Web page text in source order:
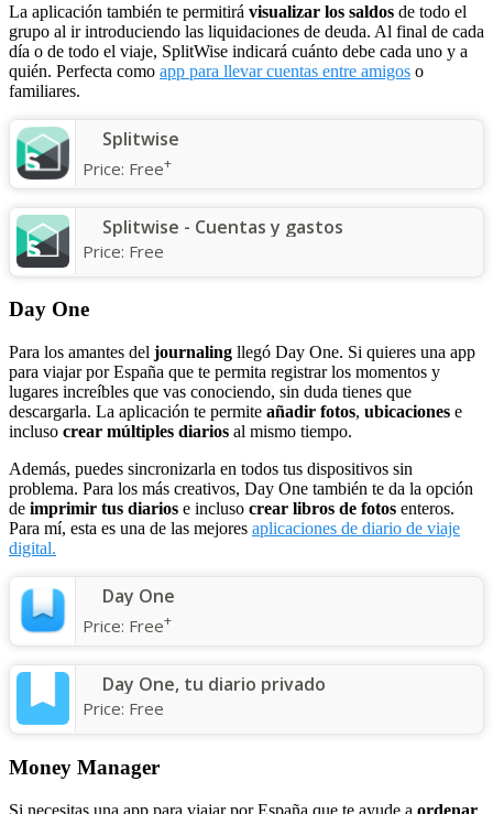
La aplicación también te permitirá visualizar los saldos de todo el
grupo al ir introduciendo las liquidaciones de deuda. Al final de cada
día o de todo el viaje, SplitWise indicará cuánto debe cada uno y a
quién. Perfecta como app para llevar cuentas entre amigos o
familiares.
Splitwise
Price: Free+
Splitwise - Cuentas y gastos
Price: Free
Day One
Para los amantes del journaling llegó Day One. Si quieres una app
para viajar por España que te permita registrar los momentos y
lugares increíbles que vas conociendo, sin duda tienes que
descargarla. La aplicación te permite añadir fotos, ubicaciones e
incluso crear múltiples diarios al mismo tiempo.
Además, puedes sincronizarla en todos tus dispositivos sin
problema. Para los más creativos, Day One también te da la opción
de imprimir tus diarios e incluso crear libros de fotos enteros.
Para mí, esta es una de las mejores aplicaciones de diario de viaje
digital.
Day One
Price: Free+
Day One, tu diario privado
Price: Free
Money Manager
Si necesitas una app para viajar por España que te ayude a ordenar